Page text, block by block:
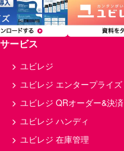
サービス
ユビレジ
ユビレジ エンタープライズ
ユビレジ QRオーダー&決済
ユビレジ ハンディ
ユビレジ 在庫管理